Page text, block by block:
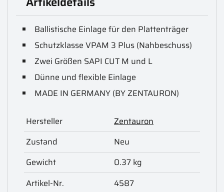
Ballistische Einlage für den Plattenträger
Schutzklasse VPAM 3 Plus (Nahbeschuss)
Zwei Größen SAPI CUT M und L
Dünne und flexible Einlage
MADE IN GERMANY (BY ZENTAURON)
Hersteller
Zentauron
Zustand
Neu
Gewicht
0.37 kg
Artikel-Nr.
4587